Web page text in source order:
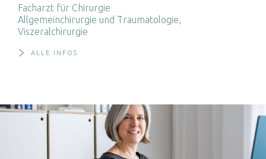
Facharzt für Chirurgie
Allgemeinchirurgie und Traumatologie,
Viszeralchirurgie
ALLE INFOS